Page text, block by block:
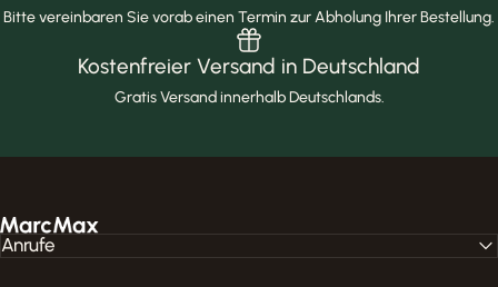
Bitte vereinbaren Sie vorab einen Termin zur Abholung Ihrer Bestellung.
Kostenfreier Versand in Deutschland
Gratis Versand innerhalb Deutschlands.
MarcMax Shop
Anrufe